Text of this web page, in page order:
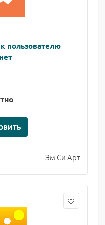
пользователю
Эм Си Арт